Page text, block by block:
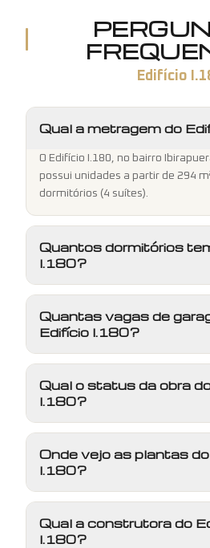
Edifício
Qual a metragem do
O Edifício I.180, no bairro
possui unidades a partir de 294
dormitórios (4 suítes).
Quantos dormitórios
I.180?
Quantas vagas de
Edifício I.180?
Qual o status da obra
I.180?
Onde vejo as plantas
I.180?
Qual a construtora do
I.180?